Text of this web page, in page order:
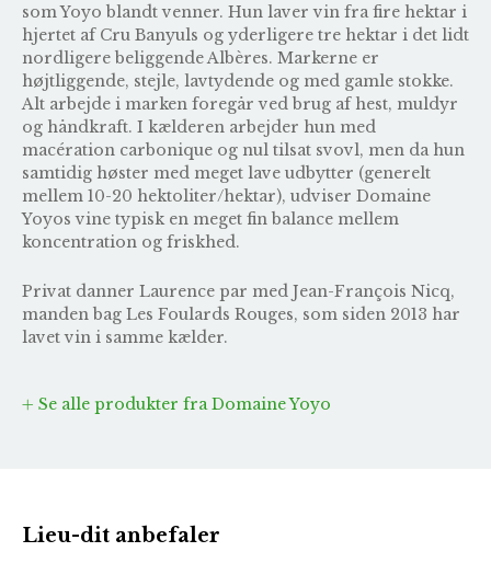
som Yoyo blandt venner. Hun laver vin fra fire hektar i
hjertet af Cru Banyuls og yderligere tre hektar i det lidt
nordligere beliggende Albères. Markerne er
højtliggende, stejle, lavtydende og med gamle stokke.
Alt arbejde i marken foregår ved brug af hest, muldyr
og håndkraft. I kælderen arbejder hun med
macération carbonique og nul tilsat svovl, men da hun
samtidig høster med meget lave udbytter (generelt
mellem 10-20 hektoliter/hektar), udviser Domaine
Yoyos vine typisk en meget fin balance mellem
koncentration og friskhed.
Privat danner Laurence par med Jean-François Nicq,
manden bag Les Foulards Rouges, som siden 2013 har
lavet vin i samme kælder.
Se alle produkter fra Domaine Yoyo
Lieu-dit anbefaler